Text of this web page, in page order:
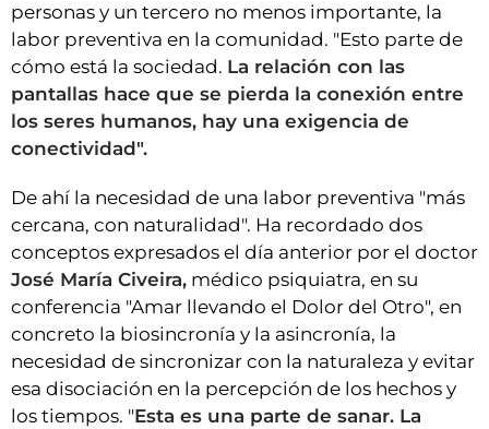
personas y un tercero no menos importante, la
labor preventiva en la comunidad. "Esto parte de
cómo está la sociedad. La relación con las
pantallas hace que se pierda la conexión entre
los seres humanos, hay una exigencia de
conectividad".
De ahí la necesidad de una labor preventiva "más
cercana, con naturalidad". Ha recordado dos
conceptos expresados el día anterior por el doctor
José María Civeira, médico psiquiatra, en su
conferencia "Amar llevando el Dolor del Otro", en
concreto la biosincronía y la asincronía, la
necesidad de sincronizar con la naturaleza y evitar
esa disociación en la percepción de los hechos y
los tiempos. "Esta es una parte de sanar. La